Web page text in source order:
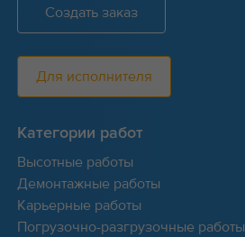
Создать заказ
Для исполнителя
Категории работ
Высотные работы
Демонтажные работы
Карьерные работы
Погрузочно-разгрузочные работы